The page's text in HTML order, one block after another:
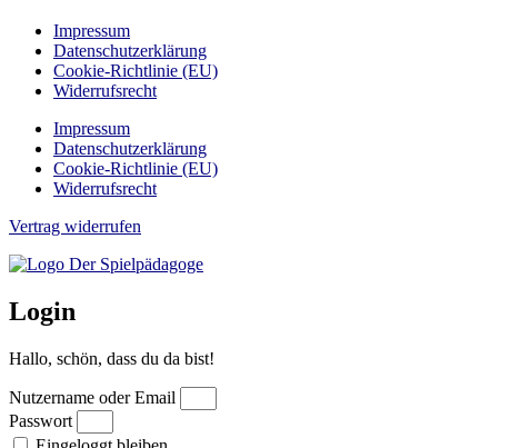
Impressum
Datenschutzerklärung
Cookie-Richtlinie (EU)
Widerrufsrecht
Impressum
Datenschutzerklärung
Cookie-Richtlinie (EU)
Widerrufsrecht
Vertrag widerrufen
Login
Hallo, schön, dass du da bist!
Nutzername oder Email
Passwort